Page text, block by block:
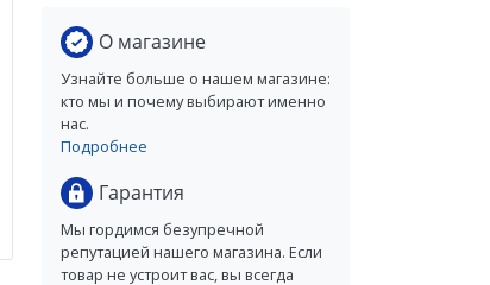
О магазине
Узнайте больше о нашем магазине:
кто мы и почему выбирают именно
нас.
Подробнее
Гарантия
Мы гордимся безупречной
репутацией нашего магазина. Если
товар не устроит вас, вы всегда